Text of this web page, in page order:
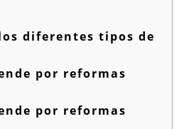
diferentes tipos de
por reformas
por reformas